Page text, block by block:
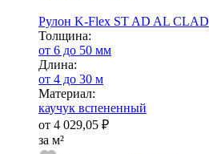
Рулон K-Flex ST AD AL CLAD
Тол­щи­на:
от 6 до 50 мм
Длина:
от 4 до 30 м
Ма­­те­­ри­­ал:
каучук вспененный
от 4 029,05 ₽
за м²